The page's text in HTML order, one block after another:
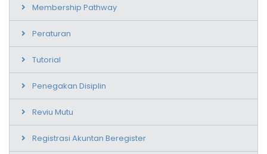
Membership Pathway
Peraturan
Tutorial
Penegakan Disiplin
Reviu Mutu
Registrasi Akuntan Beregister